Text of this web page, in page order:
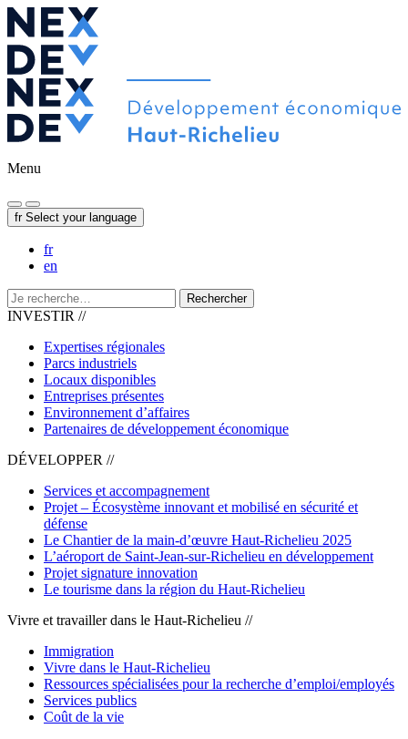
Menu
fr Select your language
fr
en
Rechercher
INVESTIR //
Expertises régionales
Parcs industriels
Locaux disponibles
Entreprises présentes
Environnement d’affaires
Partenaires de développement économique
DÉVELOPPER //
Services et accompagnement
Projet – Écosystème innovant et mobilisé en sécurité et
défense
Le Chantier de la main-d’œuvre Haut-Richelieu 2025
L’aéroport de Saint-Jean-sur-Richelieu en développement
Projet signature innovation
Le tourisme dans la région du Haut-Richelieu
Vivre et travailler dans le Haut-Richelieu //
Immigration
Vivre dans le Haut-Richelieu
Ressources spécialisées pour la recherche d’emploi/employés
Services publics
Coût de la vie